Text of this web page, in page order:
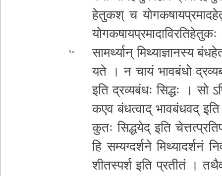
हे­तु­क­श् च
१०
सा­म­र्थ्या­न् मि­थ्या­ज्ञा­न­स्य
य­ते । न चायं भा­व­बं­धो
इति द्र­व्य­बं­धःसिद्धः । सो
क­ए­व बं­ध­त्वा­द् भा­व­बं­ध­व­द् इति
कुतः सि­द्ध­ये­द् इति
हि स­म्य­ग्द­र्श­ने मि­थ्या­द­र्श­नं
शी­त­स्प­र्श इति प्रतीतं ।